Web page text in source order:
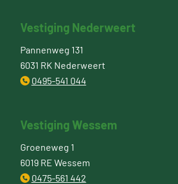
Vestiging Nederweert
Pannenweg 131
6031 RK Nederweert
0495-541 044
Vestiging Wessem
Groeneweg 1
6019 RE Wessem
0475-561 442